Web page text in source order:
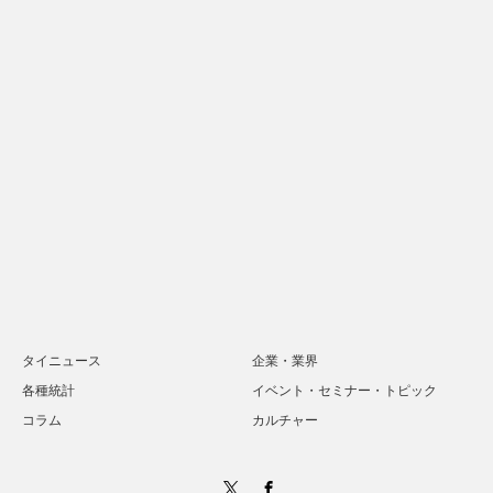
タイニュース
企業・業界
各種統計
イベント・セミナー・トピック
コラム
カルチャー